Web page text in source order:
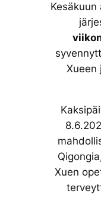
Xueen
Xuen